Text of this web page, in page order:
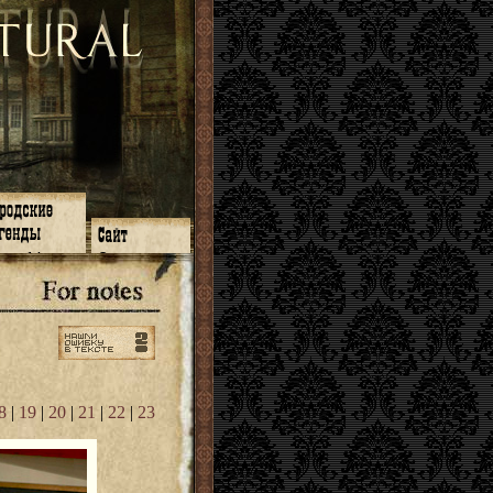
14
13
11
12
9
6
5
⇐ ⇐
О нас
ЧаВо
Поиск
Ссылки
Карта сайта
| 19 | 20 | 21 | 22 | 23